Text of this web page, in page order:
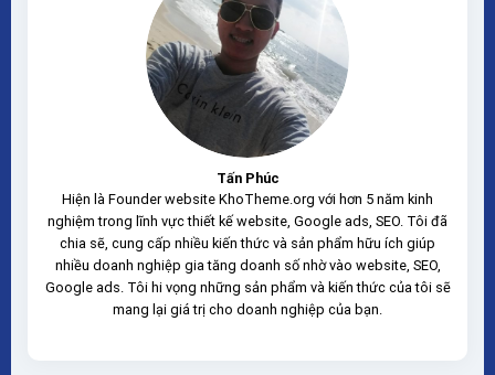
Tấn Phúc
Hiện là Founder website KhoTheme.org với hơn 5 năm kinh
nghiệm trong lĩnh vực thiết kế website, Google ads, SEO. Tôi đã
chia sẽ, cung cấp nhiều kiến thức và sản phẩm hữu ích giúp
nhiều doanh nghiệp gia tăng doanh số nhờ vào website, SEO,
Google ads. Tôi hi vọng những sản phẩm và kiến thức của tôi sẽ
mang lại giá trị cho doanh nghiệp của bạn.